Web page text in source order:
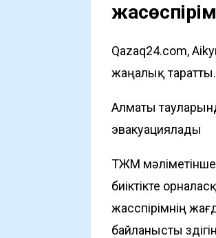
Qazaq24.com,
жаңалық
Алматы
эвакуациялады
ТЖМ
биіктікте
жасөспірімнің
байланысты